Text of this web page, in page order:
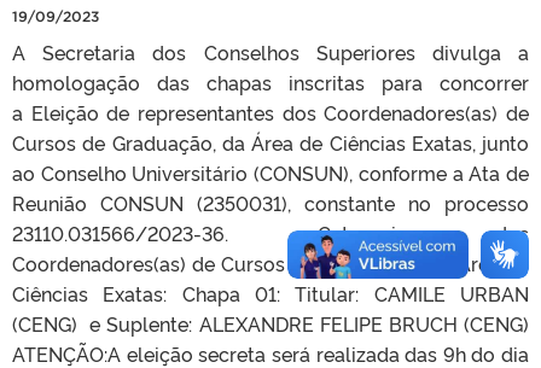
19/09/2023
A Secretaria dos Conselhos Superiores divulga a
homologação das chapas inscritas para concorrer
a Eleição de representantes dos Coordenadores(as) de
Cursos de Graduação, da Área de Ciências Exatas, junto
ao Conselho Universitário (CONSUN), conforme a Ata de
Reunião CONSUN (2350031), constante no processo
23110.031566/2023-36. Categoria dos
Coordenadores(as) de Cursos de Graduação, da Área de
Ciências Exatas: Chapa 01: Titular: CAMILE URBAN
(CENG) e Suplente: ALEXANDRE FELIPE BRUCH (CENG)
ATENÇÃO:A eleição secreta será realizada das 9h do dia